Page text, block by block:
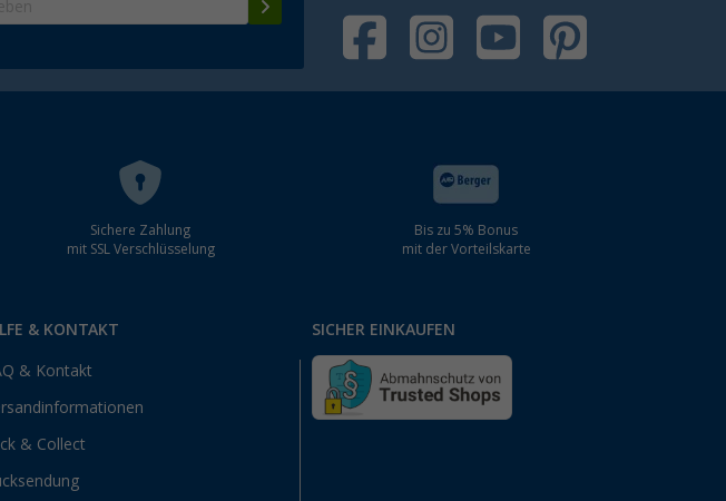
Sichere Zahlung
mit SSL Verschlüsselung
Bis zu 5% Bonus
mit der Vorteilskarte
& KONTAKT
& Kontakt
& Collect
SICHER EINKAUFEN